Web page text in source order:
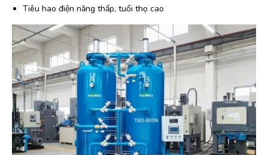
Tiêu hao điện năng thấp, tuổi thọ cao